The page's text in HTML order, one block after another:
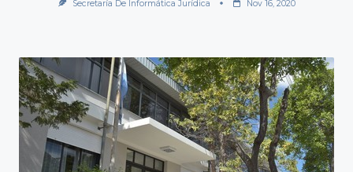
Secretaría De Informática Jurídica Nov 16, 2020